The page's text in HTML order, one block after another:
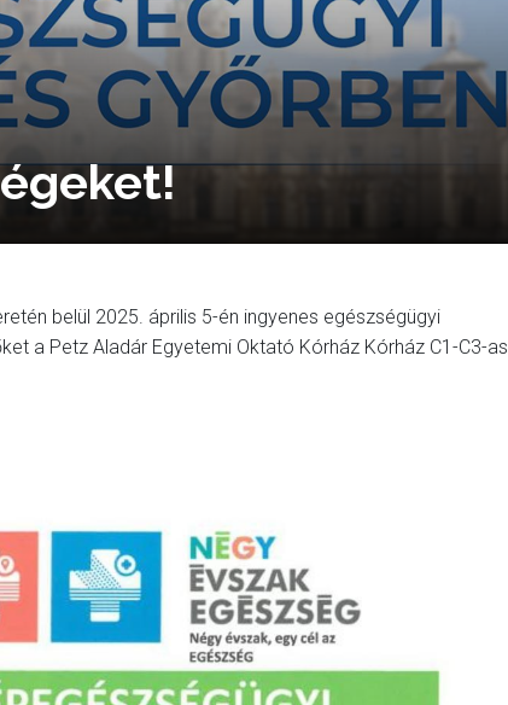
belül 2025. április 5-én ingyenes egészségügyi
a Petz Aladár Egyetemi Oktató Kórház Kórház C1-C3-as